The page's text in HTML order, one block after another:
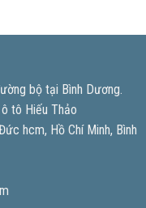
bộ tại Bình Dương.
tô Hiếu Thảo
hcm, Hồ Chí Minh, Bình